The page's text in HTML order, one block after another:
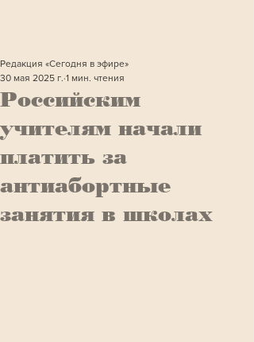
Российским
учителям начали
платить за
антиабортные
занятия в школах
Редакция «Сегодня в эфире»
30 мая 2025 г. 1 мин. чтения